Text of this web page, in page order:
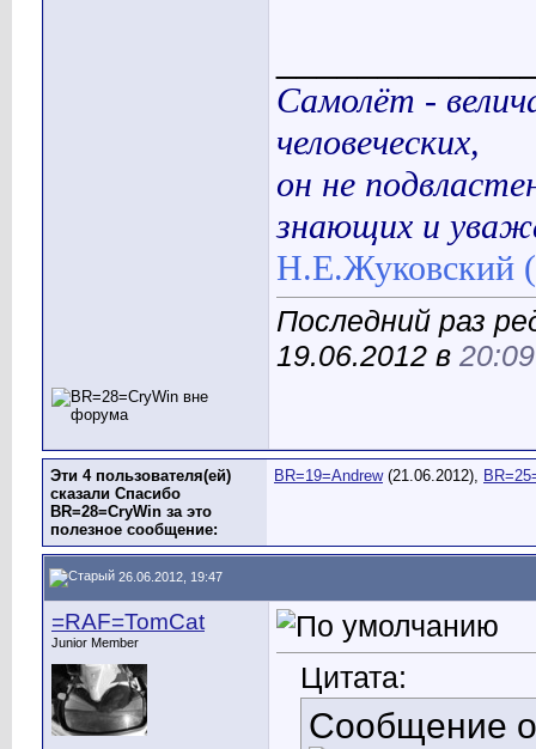
Самолёт -
человеческих,
он не
знающих и
Н.Е.Жуковский
Последний раз
19.06.2012 в 20:09
Эти 4 пользователя(ей)
сказали Спасибо
BR=28=CryWin за это
полезное сообщение:
BR=19=Andrew(21.06.2012),
26.06.2012, 19:47
=RAF=TomCat
Junior Member
Цитата:
Сообщение